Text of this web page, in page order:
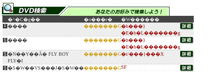
�^�C�g�� �o���ғ�
�W������
����
�������G�h���}
�E�h�L�������g
����
�������G�h���}
�E�h�L�������g
�N��Y��Ȃ� FLY BOY
FLY�I
�������G�t/���}���X
�S�W��VS���J�S�W���������GSF